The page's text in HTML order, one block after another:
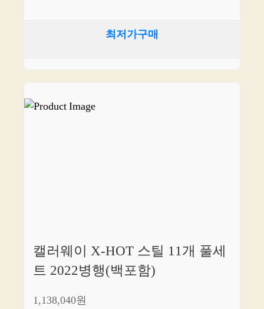
최저가구매
캘러웨이 X-HOT 스틸 11개 풀세
트 2022병행(백포함)
1,138,040원